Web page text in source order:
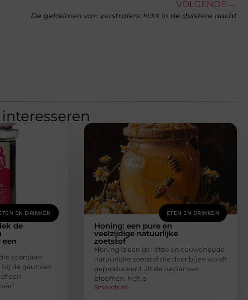
VOLGENDE →
De geheimen van verstralers: licht in de duistere nacht
EN DRINKEN
de
spontaan
de geur van
een
ETEN EN DRINKEN
Honing: een pure en
veelzijdige natuurlijke
zoetstof
Honing is een geliefde en eeuwenoude
natuurlijke zoetstof die door bijen wordt
geproduceerd uit de nectar van
bloemen. Het is
Smoods.nl